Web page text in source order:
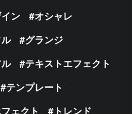
ン
オシャレ
グランジ
テキストエフェクト
テンプレート
ェクト
トレンド